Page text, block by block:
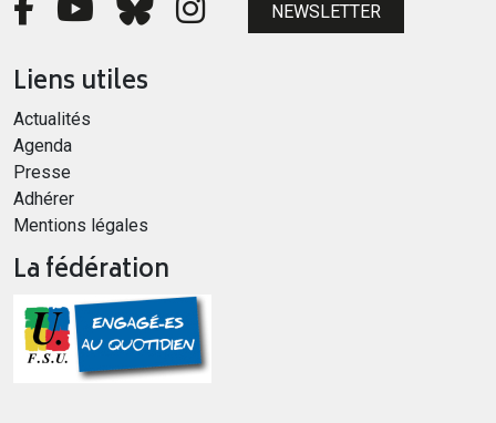
NEWSLETTER
Liens utiles
Actualités
Agenda
Presse
Adhérer
Mentions légales
La fédération